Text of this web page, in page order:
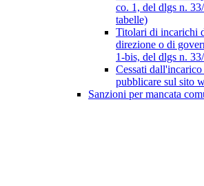
co. 1, del dlgs n.
tabelle)
Titolari di incarichi
direzione o di
1-bis, del dlgs n.
Cessati
pubblicare sul sito
Sanzioni per mancata